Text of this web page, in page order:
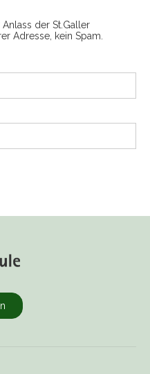
der St.Galler
Adresse, kein Spam.